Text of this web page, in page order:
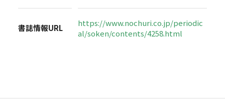
書誌情報URL
https://www.nochuri.co.jp/periodic
al/soken/contents/4258.html